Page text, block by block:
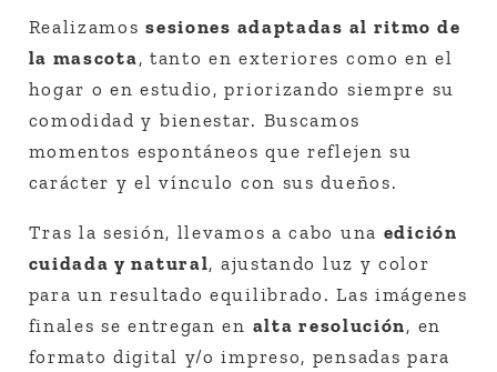
Realizamossesiones adaptadas al ritmo de
la mascota, tanto en exteriores como en el
hogar o en estudio, priorizando siempre su
comodidad y bienestar. Buscamos
momentos espontáneos que reflejen su
carácter y el vínculo con sus dueños.
Tras la sesión, llevamos a cabo una edición
cuidada y natural, ajustando luz y color
para un resultado equilibrado. Las imágenes
finales se entregan en alta resolución, en
formato digital y/o impreso, pensadas para